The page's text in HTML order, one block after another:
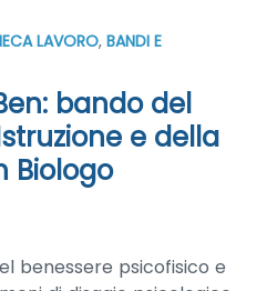
LAVORO, BANDI E
bando del
e della
Biologo
benessere psicofisico e